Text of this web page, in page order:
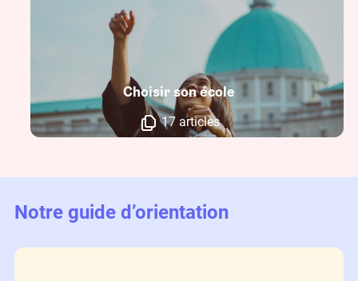
Choisir son école
17 articles
Notre guide d’orientation